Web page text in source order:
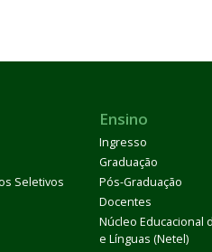
Seletivos
Ensino
Ingresso
Graduação
Pós-Graduação
Docentes
Núcleo Educacional
e Línguas (Netel)